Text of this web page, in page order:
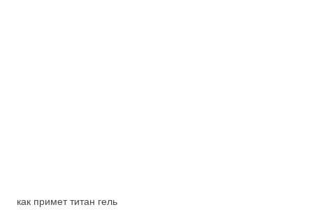
как примет титан гель